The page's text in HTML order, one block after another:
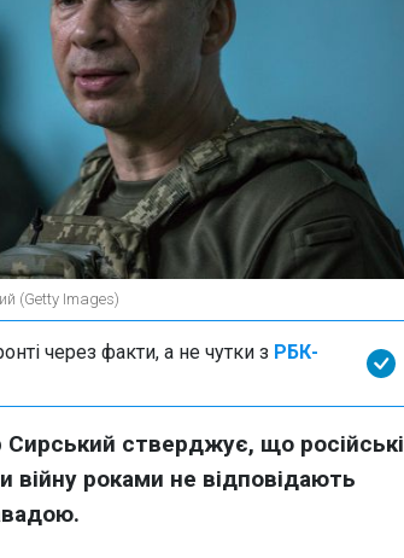
(Getty Images)
через факти, а не чутки з РБК-
стверджує, що російські
війну роками не відповідають